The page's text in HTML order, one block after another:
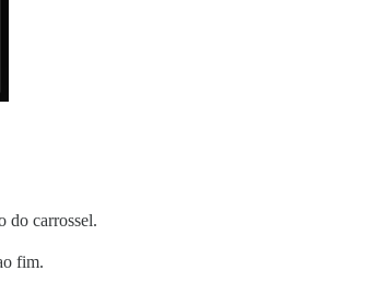
do carrossel.
fim.